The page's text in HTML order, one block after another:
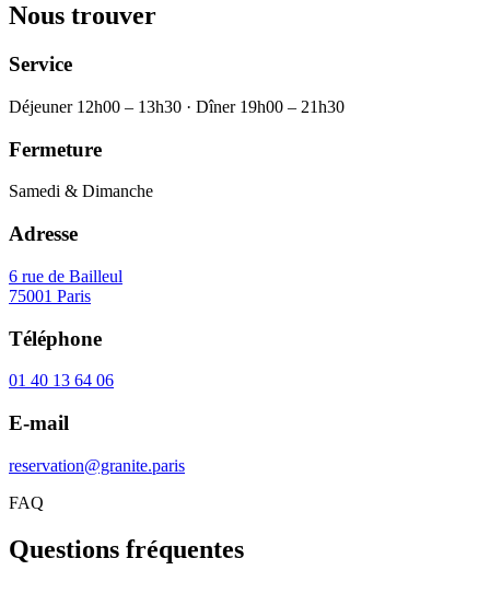
Nous trouver
Service
Déjeuner 12h00 – 13h30 · Dîner 19h00 – 21h30
Fermeture
Samedi & Dimanche
Adresse
6 rue de Bailleul
75001 Paris
Téléphone
01 40 13 64 06
E-mail
reservation@granite.paris
FAQ
Questions fréquentes